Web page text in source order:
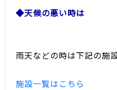
◆天候の悪い時は
雨天などの時は下記の施
施設一覧はこちら